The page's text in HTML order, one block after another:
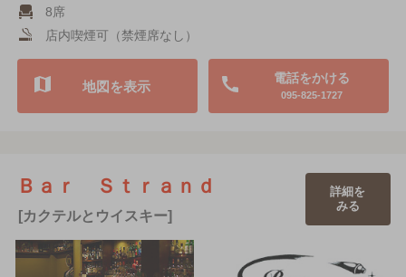
8席
店内喫煙可（禁煙席なし）
電話をかける
095-825-1727
地図を表示
Ｂａｒ Ｓｔｒａｎｄ
[カクテルとウイスキー]
詳細を
みる